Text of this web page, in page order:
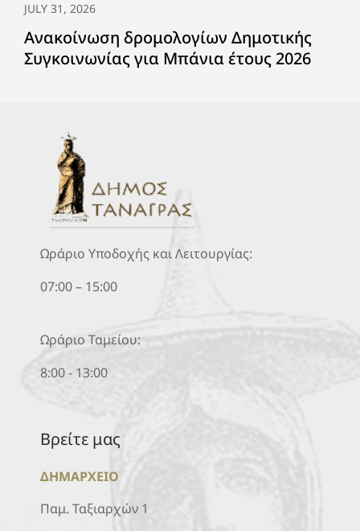
JULY 31, 2026
Ανακοίνωση δρομολογίων Δημοτικής
Συγκοινωνίας για Μπάνια έτους 2026
Ωράριο Υποδοχής και Λειτουργίας:
07:00 – 15:00
Ωράριο Ταμείου:
8:00 - 13:00
Βρείτε μας
ΔΗΜΑΡΧΕΙΟ
Παμ. Ταξιαρχών 1